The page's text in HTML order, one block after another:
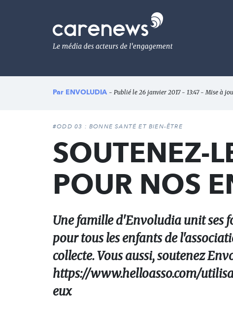
Le
média
de
l'engagement
Par ENVOLUDIA - Publié le 26 janvier 2017 - 13:47 - Mise à
#ODD 03 : BONNE SANTÉ ET BIEN-ÊTRE
SOUTENEZ-
POUR NOS
Une famille d'Envoludia unit ses
pour tous les enfants de
collecte. Vous aussi, soutenez
https://www.helloasso.com/
eux